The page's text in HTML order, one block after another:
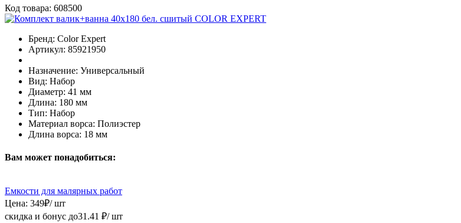
Код товара: 608500
Бренд: Color Expert
Артикул: 85921950
Назначение: Универсальный
Вид: Набор
Диаметр: 41 мм
Длина: 180 мм
Тип: Набор
Материал ворса: Полиэстер
Длина ворса: 18 мм
Вам может понадобиться:
Емкости для малярных работ
Цена: 349₽/ шт
скидка и бонус до31.41 ₽/ шт